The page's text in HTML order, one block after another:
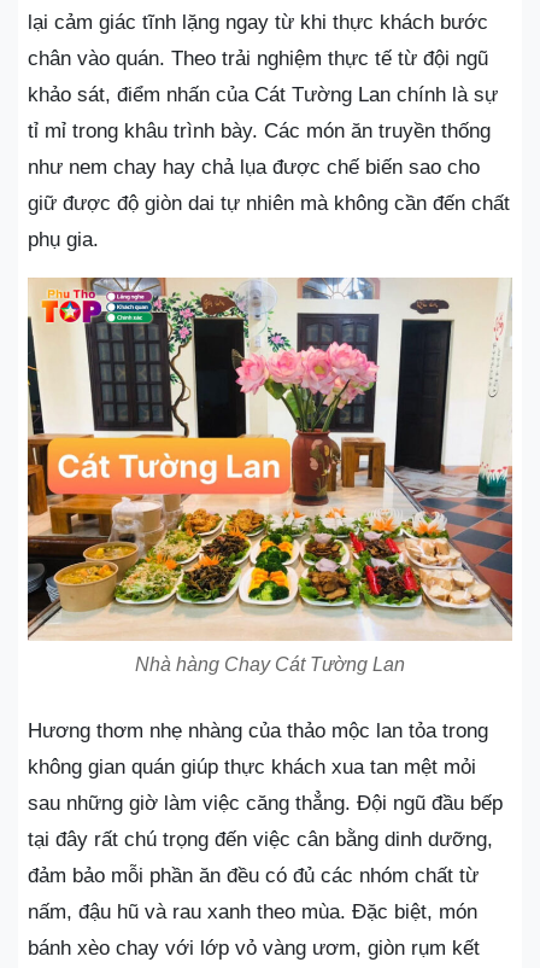
lại cảm giác tĩnh lặng ngay từ khi thực khách bước
chân vào quán. Theo trải nghiệm thực tế từ đội ngũ
khảo sát, điểm nhấn của Cát Tường Lan chính là sự
tỉ mỉ trong khâu trình bày. Các món ăn truyền thống
như nem chay hay chả lụa được chế biến sao cho
giữ được độ giòn dai tự nhiên mà không cần đến chất
phụ gia.
Nhà hàng Chay Cát Tường Lan
Hương thơm nhẹ nhàng của thảo mộc lan tỏa trong
không gian quán giúp thực khách xua tan mệt mỏi
sau những giờ làm việc căng thẳng. Đội ngũ đầu bếp
tại đây rất chú trọng đến việc cân bằng dinh dưỡng,
đảm bảo mỗi phần ăn đều có đủ các nhóm chất từ
nấm, đậu hũ và rau xanh theo mùa. Đặc biệt, món
bánh xèo chay với lớp vỏ vàng ươm, giòn rụm kết